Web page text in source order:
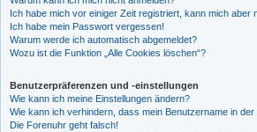
Ich habe mich vor einiger Zeit registriert, kann mich aber
Ich habe mein Passwort vergessen!
Warum werde ich automatisch abgemeldet?
Wozu ist die Funktion „Alle Cookies löschen“?
Benutzerpräferenzen und -einstellungen
Wie kann ich meine Einstellungen ändern?
Wie kann ich verhindern, dass mein Benutzername in
Die Forenuhr geht falsch!